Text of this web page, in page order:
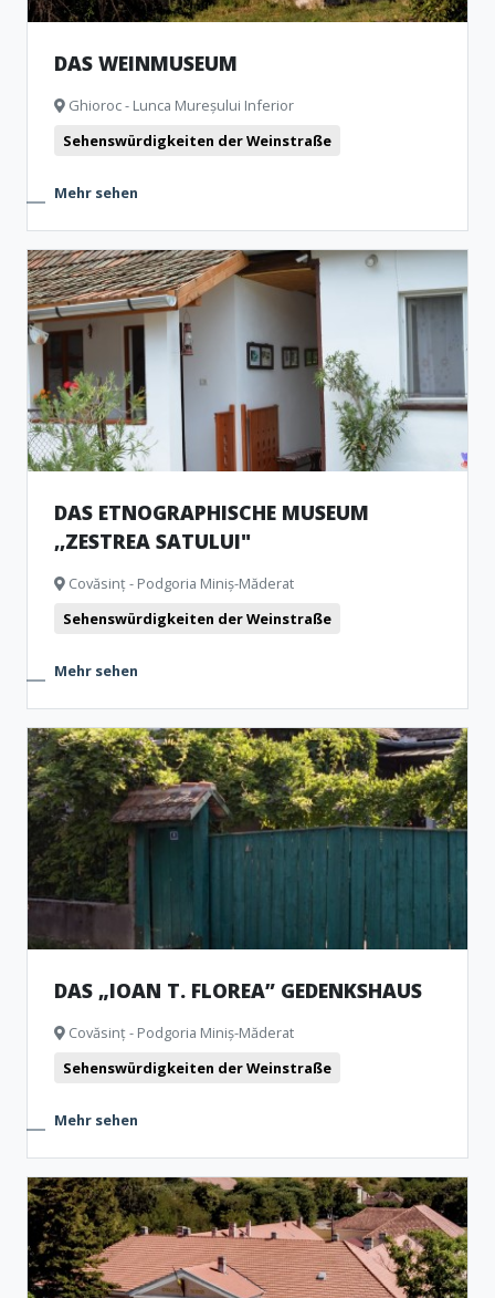
DAS WEINMUSEUM
Ghioroc - Lunca Mureșului Inferior
Sehenswürdigkeiten der Weinstraße
Mehr sehen
DAS ETNOGRAPHISCHE MUSEUM
,,ZESTREA SATULUI"
Covăsinț - Podgoria Miniș-Măderat
Sehenswürdigkeiten der Weinstraße
Mehr sehen
DAS „IOAN T. FLOREA” GEDENKSHAUS
Covăsinț - Podgoria Miniș-Măderat
Sehenswürdigkeiten der Weinstraße
Mehr sehen